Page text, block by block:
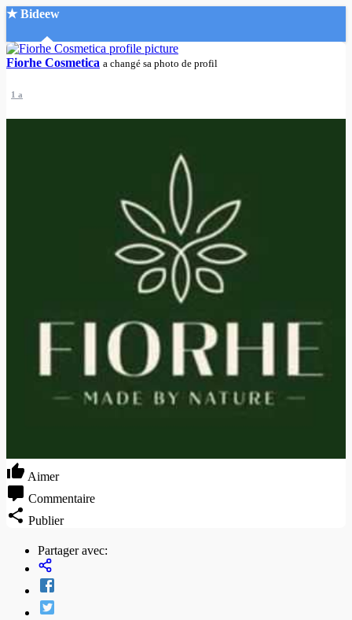
★ Bideew
Accueil
Recherche Avancée
Créer un compte
Mode nuit
Fiorhe Cosmetica a changé sa photo de profil
1 a
Aimer
Commentaire
Publier
Partager avec: